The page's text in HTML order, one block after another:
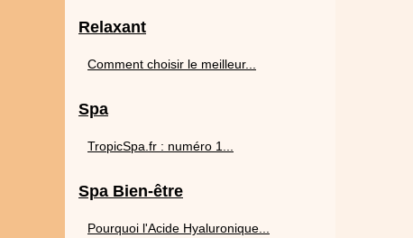
Relaxant
Comment choisir le meilleur...
Spa
TropicSpa.fr : numéro 1...
Spa Bien-être
Pourquoi l'Acide Hyaluronique...